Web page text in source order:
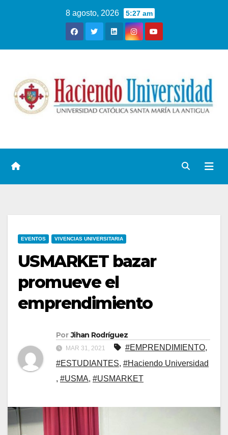
8 agosto, 2026 5:27 am
EVENTOS VIVENCIAS UNIVERSITARIA
USMARKET bazar
promueve el
emprendimiento
Por Jihan Rodríguez
MAR 31, 2021 #EMPRENDIMIENTO,
#ESTUDIANTES, #Haciendo Universidad
, #USMA, #USMARKET